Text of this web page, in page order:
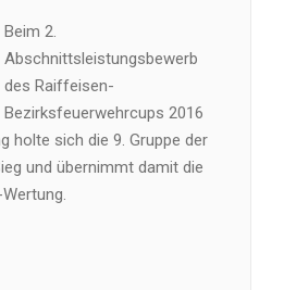
Beim 2.
Abschnittsleistungsbewerb
des Raiffeisen-
Bezirksfeuerwehrcups 2016
holte sich die 9. Gruppe der
und übernimmt damit die